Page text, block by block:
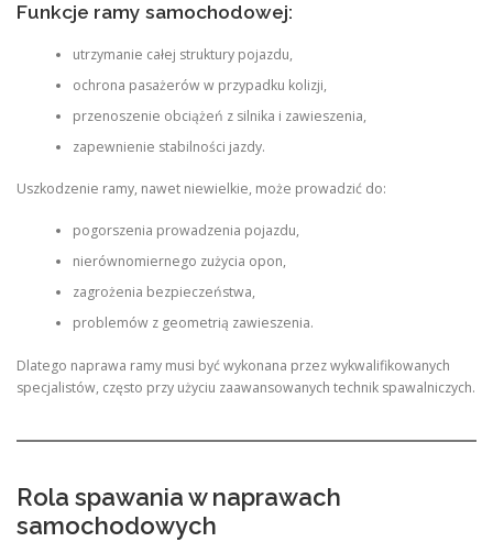
Funkcje ramy samochodowej:
utrzymanie całej struktury pojazdu,
ochrona pasażerów w przypadku kolizji,
przenoszenie obciążeń z silnika i zawieszenia,
zapewnienie stabilności jazdy.
Uszkodzenie ramy, nawet niewielkie, może prowadzić do:
pogorszenia prowadzenia pojazdu,
nierównomiernego zużycia opon,
zagrożenia bezpieczeństwa,
problemów z geometrią zawieszenia.
Dlatego naprawa ramy musi być wykonana przez wykwalifikowanych
specjalistów, często przy użyciu zaawansowanych technik spawalniczych.
Rola spawania w naprawach
samochodowych